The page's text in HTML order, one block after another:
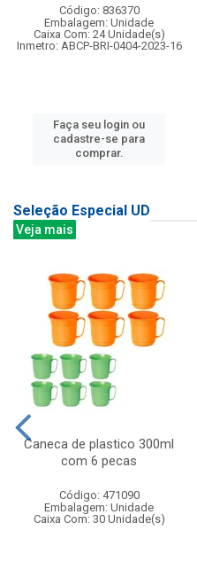
Código: 836370
Embalagem: Unidade
Caixa Com: 24 Unidade(s)
Inmetro: ABCP-BRI-0404-2023-16
Faça seu login ou
cadastre-se para
comprar.
Seleção Especial UD
Veja mais
Caneca de plastico 300ml
com 6 pecas
Código: 471090
Embalagem: Unidade
Caixa Com: 30 Unidade(s)